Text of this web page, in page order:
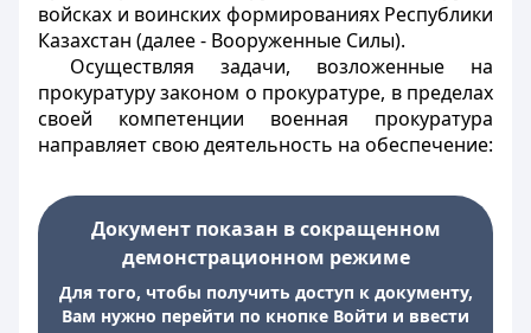
войсках и воинских формированиях Республики
Казахстан (далее - Вооруженные Силы).
Осуществляя задачи, возложенные на
прокуратуру законом о прокуратуре, в пределах
своей компетенции военная прокуратура
направляет свою деятельность на обеспечение:
Документ показан в сокращенном
демонстрационном режиме
Для того, чтобы получить доступ к документу,
Вам нужно перейти по кнопке Войти и ввести